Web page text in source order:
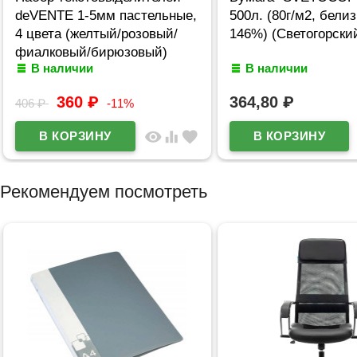
deVENTE 1-5мм пастельные,
4 цвета (желтый/розовый/
фиалковый/бирюзовый)
арт.5045809 (Ст.12)
В наличии
406₽ 360 ₽ -11%
visibility equalizer favorite
500л. (80г/м2,
146%)
В наличии
364,80 ₽
Рекомендуем посмотреть